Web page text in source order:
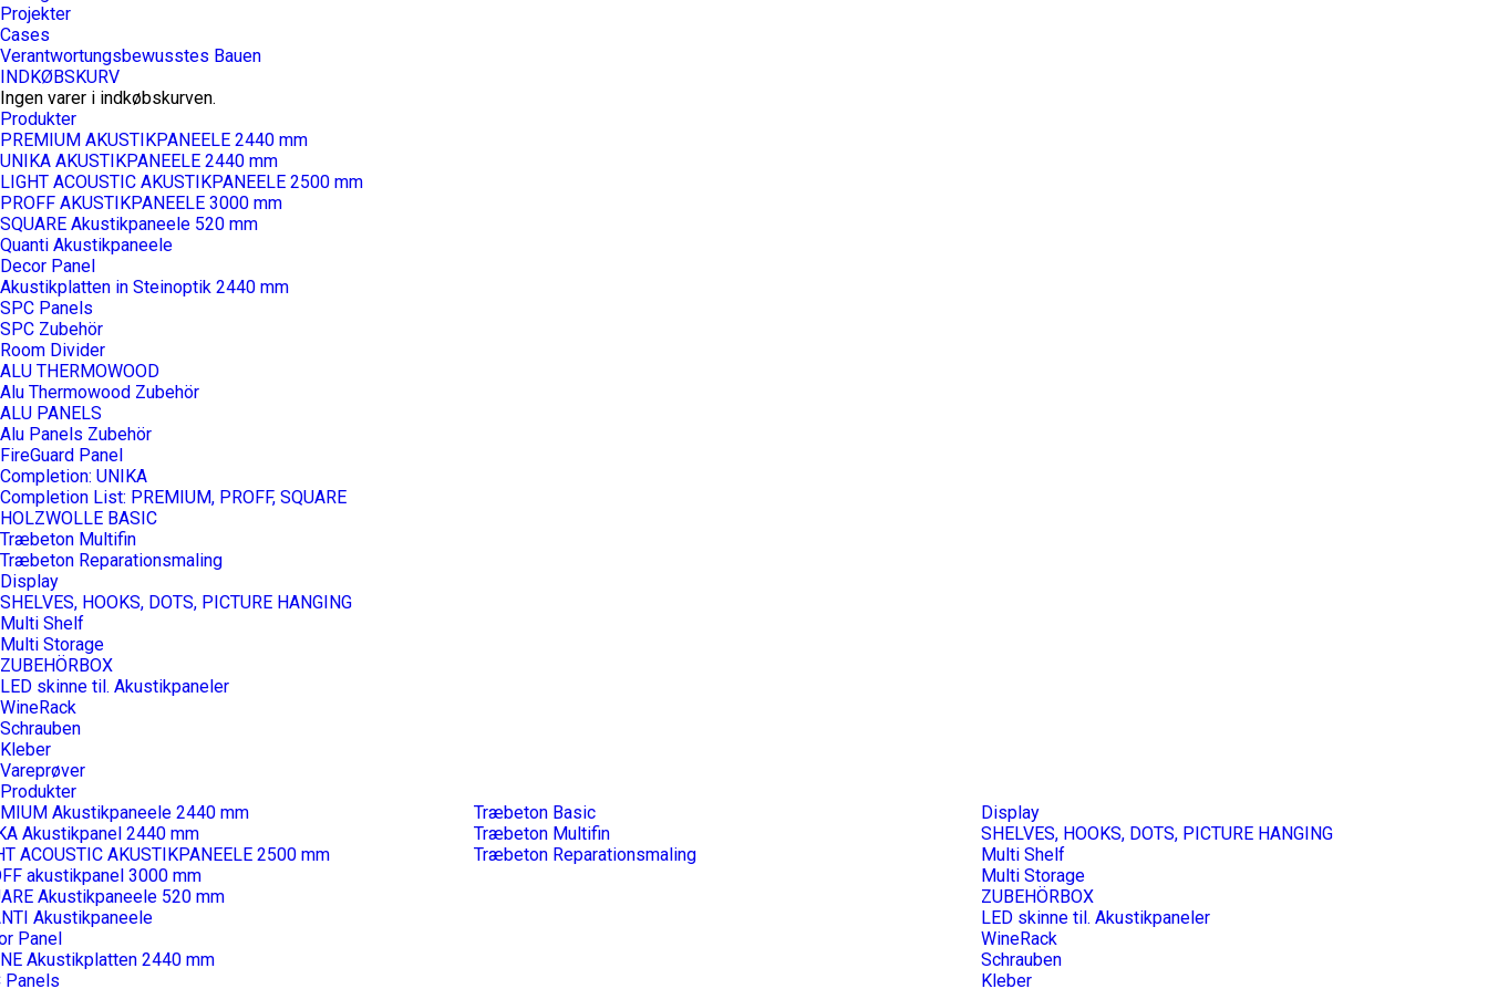
Projekter
Cases
Verantwortungsbewusstes Bauen
INDKØBSKURV
Ingen varer i indkøbskurven.
Produkter
PREMIUM AKUSTIKPANEELE 2440 mm
UNIKA AKUSTIKPANEELE 2440 mm
LIGHT ACOUSTIC AKUSTIKPANEELE 2500 mm
PROFF AKUSTIKPANEELE 3000 mm
SQUARE Akustikpaneele 520 mm
Quanti Akustikpaneele
Decor Panel
Akustikplatten in Steinoptik 2440 mm
SPC Panels
SPC Zubehör
Room Divider
ALU THERMOWOOD
Alu Thermowood Zubehör
ALU PANELS
Alu Panels Zubehör
FireGuard Panel
Completion: UNIKA
Completion List: PREMIUM, PROFF, SQUARE
HOLZWOLLE BASIC
Træbeton Multifin
Træbeton Reparationsmaling
Display
SHELVES, HOOKS, DOTS, PICTURE HANGING
Multi Shelf
Multi Storage
ZUBEHÖRBOX
LED skinne til. Akustikpaneler
WineRack
Schrauben
Kleber
Vareprøver
Produkter
Akustikpaneele 2440 mm
Akustikpanel 2440 mm
ACOUSTIC AKUSTIKPANEELE 2500 mm
akustikpanel 3000 mm
Akustikpaneele 520 mm
Akustikpaneele
Panel
Akustikplatten 2440 mm
Panels
Træbeton Basic
Træbeton Multifin
Træbeton Reparationsmaling
Display
SHELVES, HOOKS, DOTS, PICTURE HANGING
Multi Shelf
Multi Storage
ZUBEHÖRBOX
LED skinne til. Akustikpaneler
WineRack
Schrauben
Kleber